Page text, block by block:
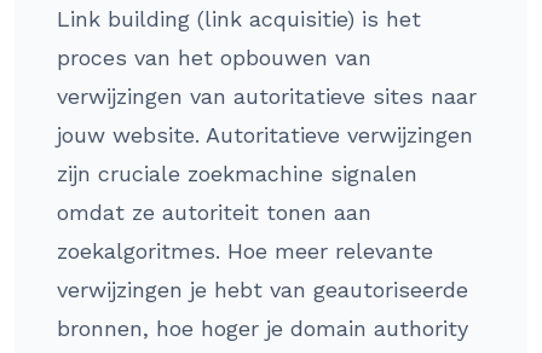
Link building (link acquisitie) is het
proces van het opbouwen van
verwijzingen van autoritatieve sites naar
jouw website. Autoritatieve verwijzingen
zijn cruciale zoekmachine signalen
omdat ze autoriteit tonen aan
zoekalgoritmes. Hoe meer relevante
verwijzingen je hebt van geautoriseerde
bronnen, hoe hoger je domain authority